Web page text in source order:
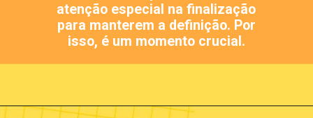
atenção especial na finalização
para manterem a definição. Por
isso, é um momento crucial.